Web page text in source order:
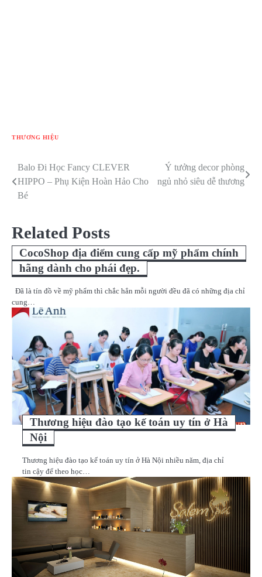
THƯƠNG HIỆU
Điều
hướng
viết
Balo Đi Học Fancy CLEVER
HIPPO – Phụ Kiện Hoàn Hảo Cho
Bé
Ý tưởng decor phòng
ngủ nhỏ siêu dễ thương
Related Posts
CocoShop địa điểm cung cấp mỹ phẩm chính
hãng dành cho phái đẹp.
Đã là tín đồ về mỹ phẩm thì chắc hẳn mỗi người đều đã có những địa chỉ
cung…
Thương hiệu đào tạo kế toán uy tín ở Hà
Nội
Thương hiệu đào tạo kế toán uy tín ở Hà Nội nhiều năm, địa chỉ
tin cậy để theo học…